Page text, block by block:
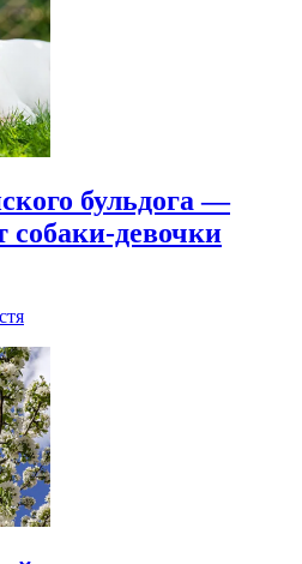
бульдога —
собаки-девочки